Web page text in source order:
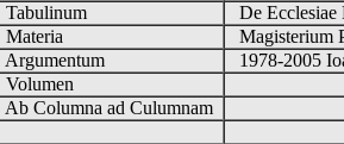
Tabulinum
De
Materia
Magisterium
Argumentum
1978-2005
Volumen
Ab Columna ad Culumnam